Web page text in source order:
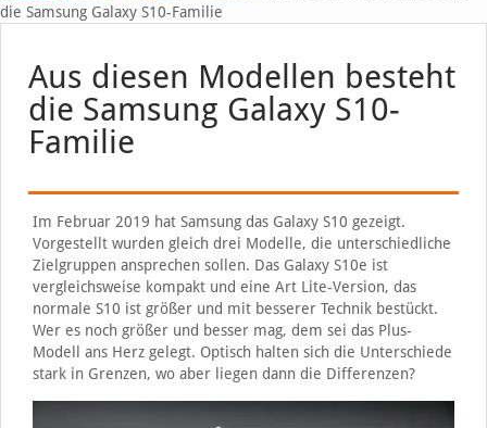
die Samsung Galaxy S10-Familie
Aus diesen Modellen besteht
die Samsung Galaxy S10-
Familie
Im Februar 2019 hat Samsung das Galaxy S10 gezeigt.
Vorgestellt wurden gleich drei Modelle, die unterschiedliche
Zielgruppen ansprechen sollen. Das Galaxy S10e ist
vergleichsweise kompakt und eine Art Lite-Version, das
normale S10 ist größer und mit besserer Technik bestückt.
Wer es noch größer und besser mag, dem sei das Plus-
Modell ans Herz gelegt. Optisch halten sich die Unterschiede
stark in Grenzen, wo aber liegen dann die Differenzen?